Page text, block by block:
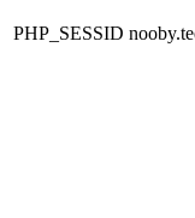
PHP_SESSID